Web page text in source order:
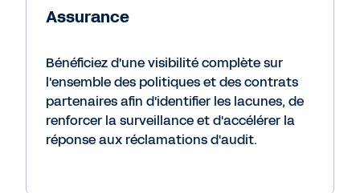
Assurance
Bénéficiez d'une visibilité complète sur
l'ensemble des politiques et des contrats
partenaires afin d'identifier les lacunes, de
renforcer la surveillance et d'accélérer la
réponse aux réclamations d'audit.